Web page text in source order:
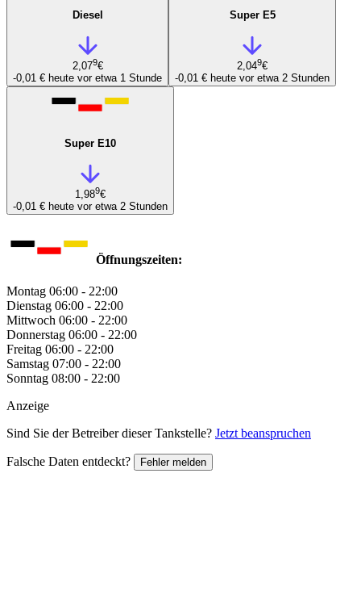
Diesel
2,079€
-0,01 € heute vor etwa 1 Stunde
Super E5
2,049€
-0,01 € heute vor etwa 2 Stunden
Super E10
1,989€
-0,01 € heute vor etwa 2 Stunden
Öffnungszeiten:
Montag 06:00 - 22:00
Dienstag 06:00 - 22:00
Mittwoch 06:00 - 22:00
Donnerstag 06:00 - 22:00
Freitag 06:00 - 22:00
Samstag 07:00 - 22:00
Sonntag 08:00 - 22:00
Anzeige
Sind Sie der Betreiber dieser Tankstelle? Jetzt beanspruchen
Falsche Daten entdeckt? Fehler melden